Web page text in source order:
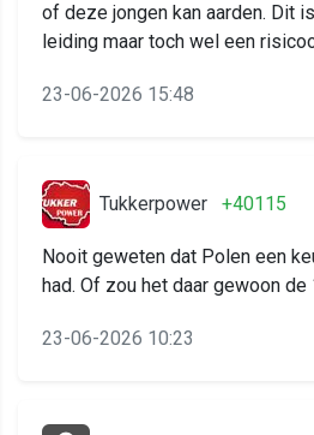
of deze jongen kan aarden. Dit
leiding maar toch wel een
23-06-2026 15:48
Tukkerpower +40115
Nooit geweten dat Polen een
had. Of zou het daar gewoon
23-06-2026 10:23